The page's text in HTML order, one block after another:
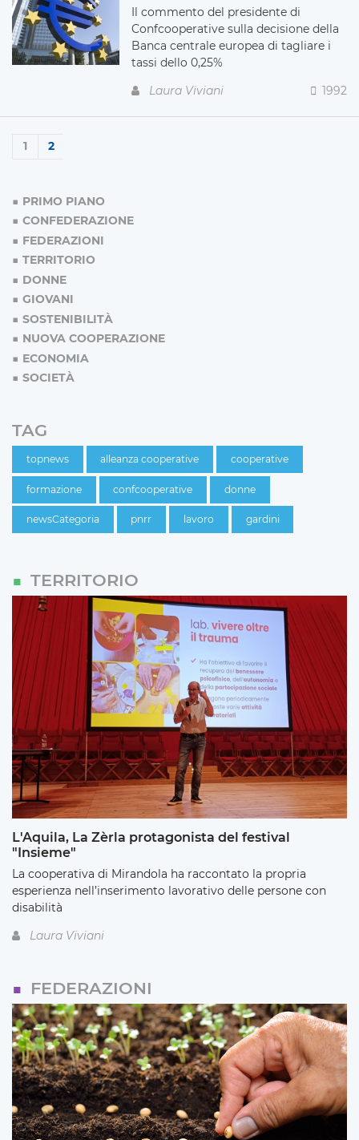
Il commento del presidente di
Confcooperative sulla decisione della
Banca centrale europea di tagliare i
tassi dello 0,25%
Laura Viviani
1992
1 2
PRIMO PIANO
CONFEDERAZIONE
FEDERAZIONI
TERRITORIO
DONNE
GIOVANI
SOSTENIBILITÀ
NUOVA COOPERAZIONE
ECONOMIA
SOCIETÀ
TAG
topnews alleanza cooperative cooperative
formazione confcooperative donne
newsCategoria pnrr lavoro gardini
TERRITORIO
L'Aquila, La Zèrla protagonista del festival
"Insieme"
La cooperativa di Mirandola ha raccontato la propria
esperienza nell’inserimento lavorativo delle persone con
disabilità
Laura Viviani
FEDERAZIONI